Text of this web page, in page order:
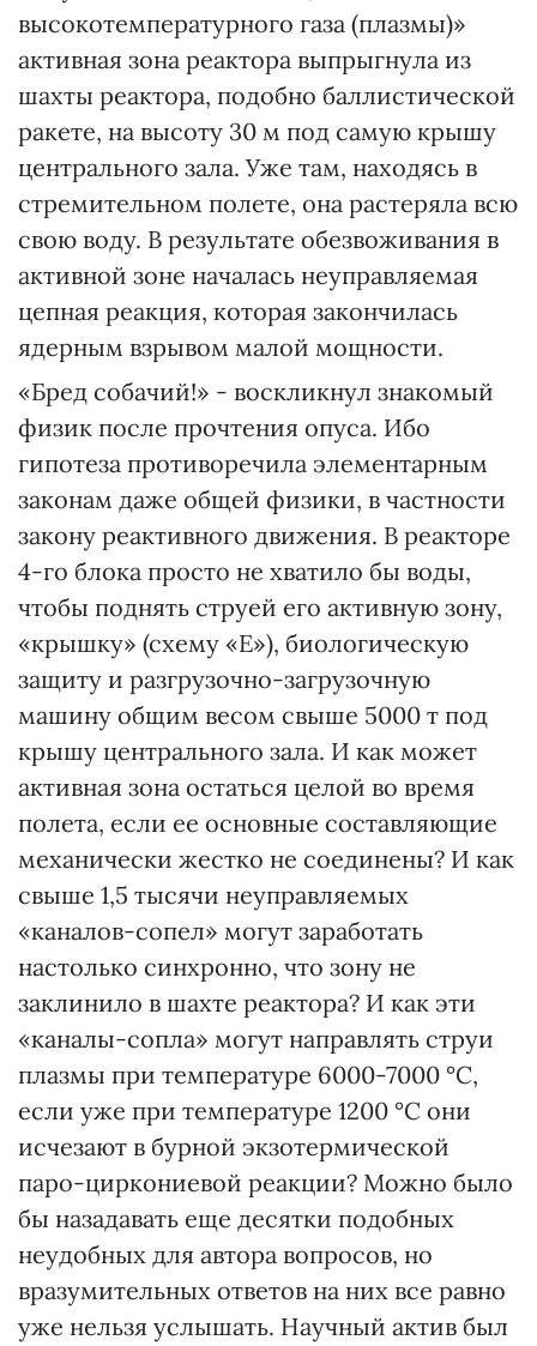
высокотемпературного газа (плазмы)»
активная зона реактора выпрыгнула из
шахты реактора, подобно баллистической
ракете, на высоту 30 м под самую крышу
центрального зала. Уже там, находясь в
стремительном полете, она растеряла всю
свою воду. В результате обезвоживания в
активной зоне началась неуправляемая
цепная реакция, которая закончилась
ядерным взрывом малой мощности.
«Бред собачий!» - воскликнул знакомый
физик после прочтения опуса. Ибо
гипотеза противоречила элементарным
законам даже общей физики, в частности
закону реактивного движения. В реакторе
4-го блока просто не хватило бы воды,
чтобы поднять струей его активную зону,
«крышку» (схему «Е»), биологическую
защиту и разгрузочно-загрузочную
машину общим весом свыше 5000 т под
крышу центрального зала. И как может
активная зона остаться целой во время
полета, если ее основные составляющие
механически жестко не соединены? И как
свыше 1,5 тысячи неуправляемых
«каналов-сопел» могут заработать
настолько синхронно, что зону не
заклинило в шахте реактора? И как эти
«каналы-сопла» могут направлять струи
плазмы при температуре 6000-7000 °С,
если уже при температуре 1200 °С они
исчезают в бурной экзотермической
паро-циркониевой реакции? Можно было
бы назадавать еще десятки подобных
неудобных для автора вопросов, но
вразумительных ответов на них все равно
уже нельзя услышать. Научный актив был